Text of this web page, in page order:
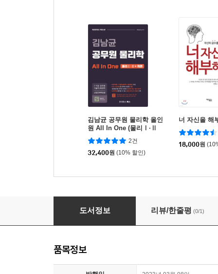
김남균 공무원 물리학 올인
원 All In One (물리Ⅰ·Ⅱ
+개론)
2건
32,400원 (10% 할인)
너 자신을 해
18,000원
2023 스마트 9급물리
도서정보 리뷰/한줄평 (0/1)
품목정보